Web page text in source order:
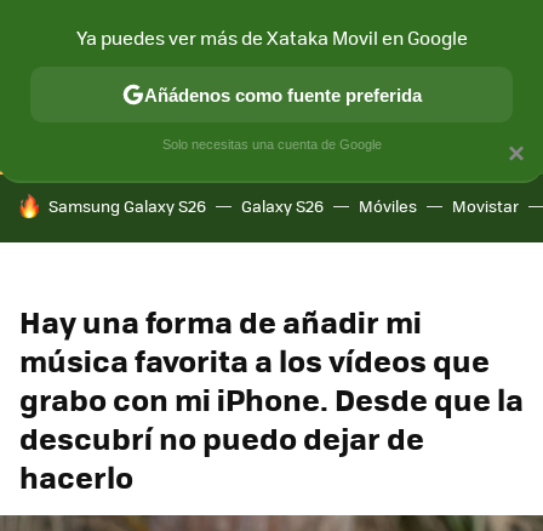
CONECTIVIDAD MÓVIL Y SOCIEDAD APLICACIONES
HOY SE HABLA DE
Samsung Galaxy S26 Galaxy S26 Móviles Movistar
Hay una forma de añadir mi
música favorita a los vídeos que
grabo con mi iPhone. Desde que la
descubrí no puedo dejar de
hacerlo
×
Ya puedes ver más de Xataka Movil en Google
Añádenos como fuente preferida
Solo necesitas una cuenta de Google